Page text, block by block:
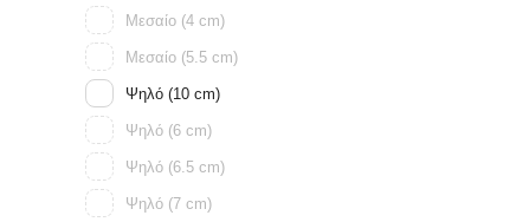
Μεσαίο (4 cm)
Μεσαίο (5.5 cm)
Ψηλό (10 cm)
Ψηλό (6 cm)
Ψηλό (6.5 cm)
Ψηλό (7 cm)